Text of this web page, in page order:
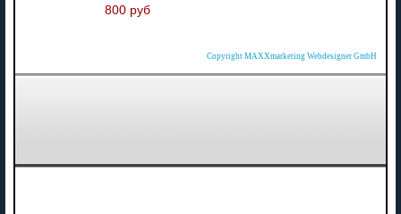
800 руб
Copyright MAXXmarketing Webdesigner GmbH